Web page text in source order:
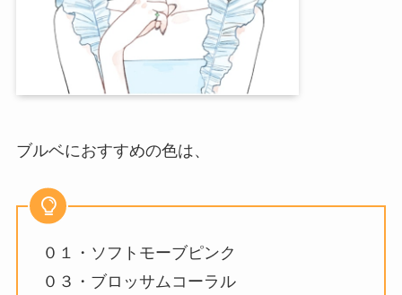
ブルベにおすすめの色は、
０１・ソフトモーブピンク
０３・ブロッサムコーラル